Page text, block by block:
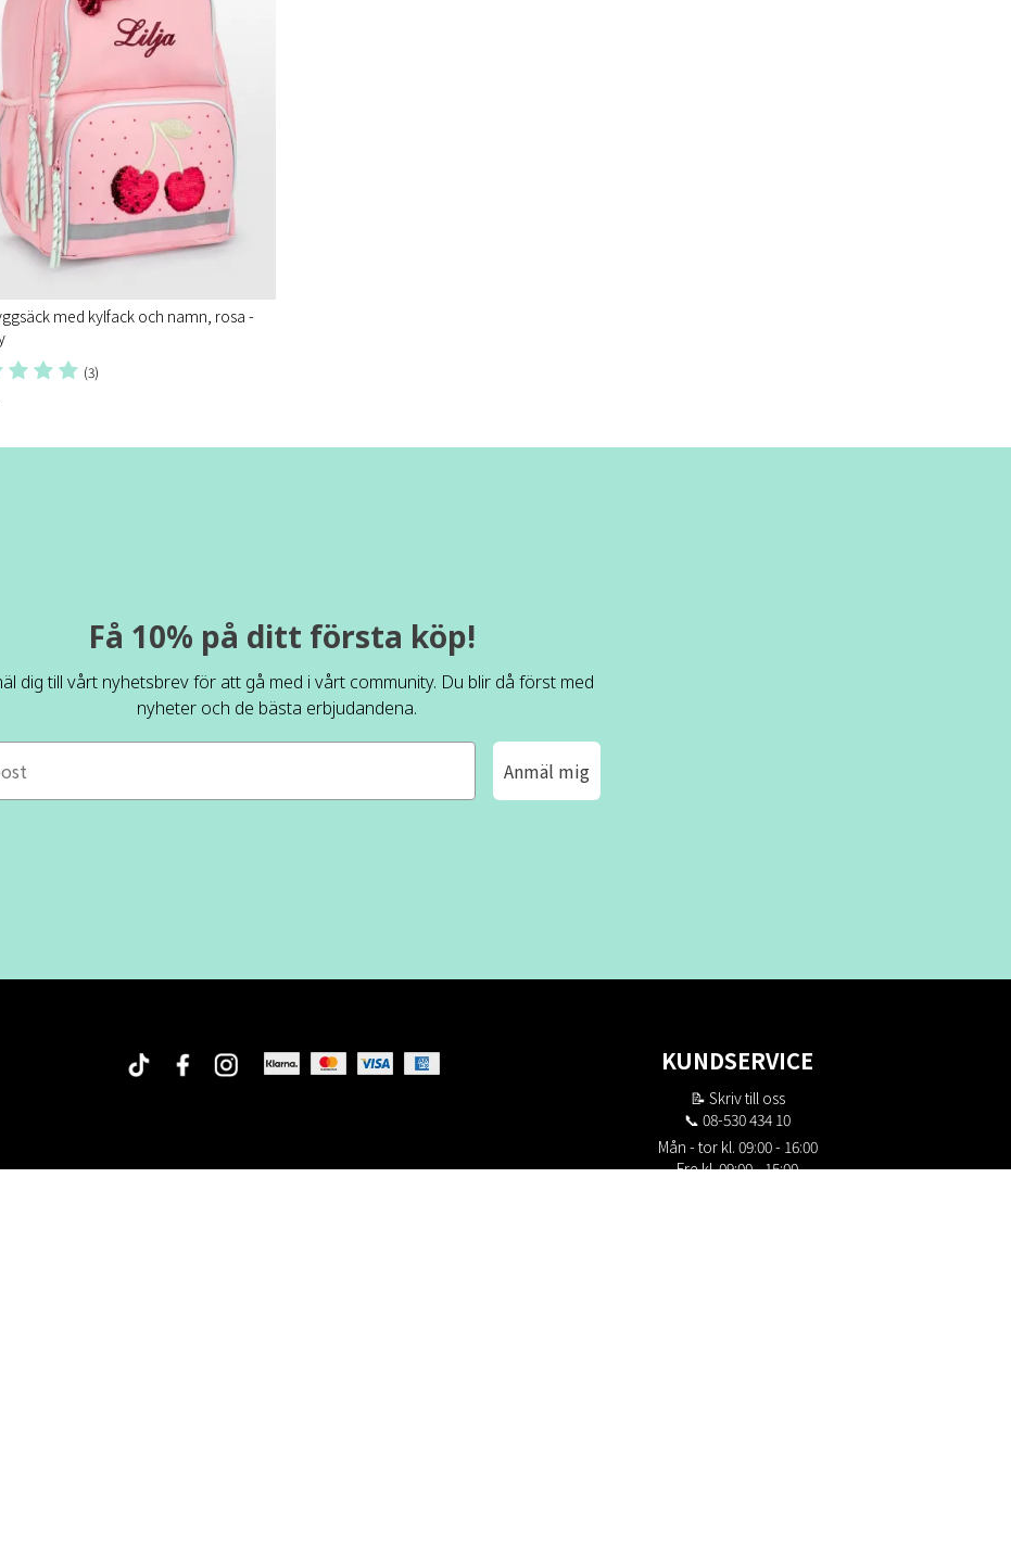
med kylfack och namn, rosa -
(3)
Få 10% på ditt första köp!
dig till vårt nyhetsbrev för att gå med i vårt community. Du blir då först med
nyheter och de bästa erbjudandena.
Anmäl mig
KUNDSERVICE
📝 Skriv till oss
📞 08-530 434 10
Mån - tor kl. 09:00 - 16:00
Fre kl. 09:00 - 15:00